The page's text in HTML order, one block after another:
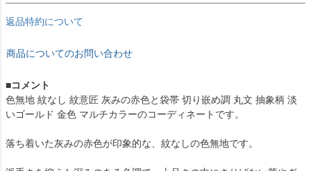
返品特約について
商品についてのお問い合わせ
■コメント
色無地 紋なし 紋意匠 灰みの赤色と袋帯 切り嵌め調 丸文 抽象柄 淡
いゴールド 金色 マルチカラーのコーディネートです。
落ち着いた灰みの赤色が印象的な、紋なしの色無地です。